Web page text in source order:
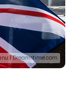
| Dreamstime.com